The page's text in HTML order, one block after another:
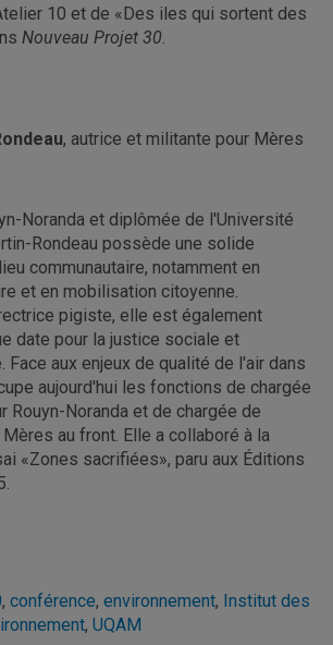
10 et de «Des iles qui sortent des
Nouveau Projet 30.
, autrice et militante pour Mères
Noranda et diplômée de l'Université
Rondeau possède une solide
communautaire, notamment en
et en mobilisation citoyenne.
pigiste, elle est également
date pour la justice sociale et
Face aux enjeux de qualité de l'air dans
aujourd'hui les fonctions de chargée
Rouyn-Noranda et de chargée de
au front. Elle a collaboré à la
«Zones sacrifiées», paru aux Éditions
, conférence, environnement, Institut des
, UQAM